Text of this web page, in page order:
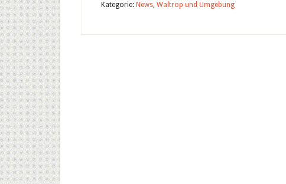
Kategorie: News, Waltrop und Umgebung